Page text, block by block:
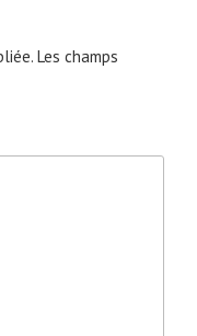
Les champs